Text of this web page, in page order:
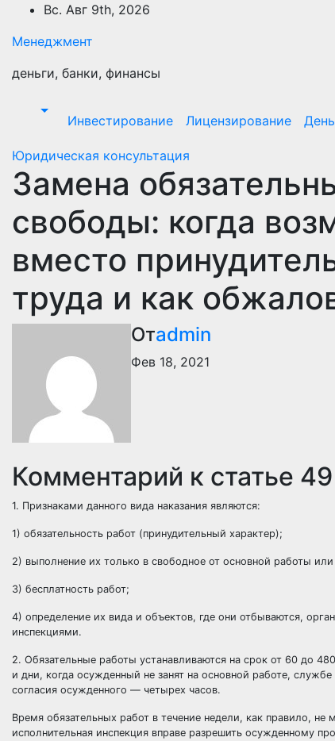
Перейти
содержимому
Вс. Авг 9th, 2026
Менеджмент
деньги, банки, финансы
Инвестирование Лицензирование
Юридическая консультация
Замена
свободы: когда
вместо
труда и как
Отadmin
Фев 18, 2021
Комментарий к статье
1. Признаками данного вида наказания являются:
1) обязательность работ (принудительный характер);
2) выполнение их только в свободное от основной работы
3) бесплатность работ;
4) определение их вида и объектов, где они отбываются,
инспекциями.
2. Обязательные работы устанавливаются на срок от 60 до
и дни, когда осужденный не занят на основной работе,
согласия осужденного — четырех часов.
Время обязательных работ в течение недели, как правило,
исполнительная инспекция вправе разрешить осужденному